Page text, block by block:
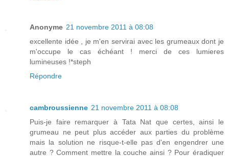
Anonyme 21 novembre 2011 à 08:08
excellente idée , je m'en servirai avec les grumeaux dont je
m'occupe le cas échéant ! merci de ces lumieres
lumineuses !*steph
Répondre
cambroussienne 21 novembre 2011 à 08:08
Puis-je faire remarquer à Tata Nat que certes, ainsi le
grumeau ne peut plus accéder aux parties du problème
mais la solution ne risque-t-elle pas d'en engendrer une
autre ? Comment mettre la couche ainsi ? Pour éradiquer